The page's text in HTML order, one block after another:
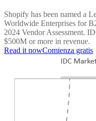
Shopify has been named a
Worldwide Enterprises for
2024 Vendor Assessment.
$500M or more in revenue.
Read it nowComienza gratis